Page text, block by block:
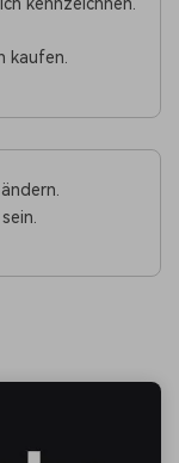
kennzeichnen.
kaufen.